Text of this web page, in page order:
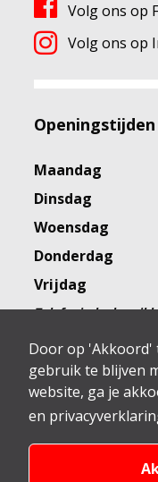
Door op
gebruik te blijven
website, ga je
en
Volg ons op
Volg ons op
Openingstijden
Maandag
Dinsdag
Woensdag
Donderdag
Vrijdag
Telefonische
Spoed
© 2026 Tjan